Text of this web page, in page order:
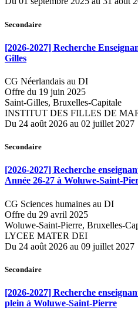
Secondaire
[2026-2027] Recherche
Gilles
CG Néerlandais au DI
Offre du 19 juin 2025
Saint-Gilles, Bruxelles-Capitale
INSTITUT DES FILLES DE
Du 24 août 2026 au 02 juillet 2027
Secondaire
[2026-2027] Recherche
Année 26-27 à Woluwe-Saint-
CG Sciences humaines au DI
Offre du 29 avril 2025
Woluwe-Saint-Pierre, Bruxelles-
LYCEE MATER DEI
Du 24 août 2026 au 09 juillet 2027
Secondaire
[2026-2027] Recherche
plein à Woluwe-Saint-Pierre